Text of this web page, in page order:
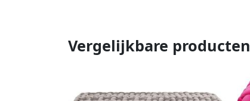
Vergelijkbare producten